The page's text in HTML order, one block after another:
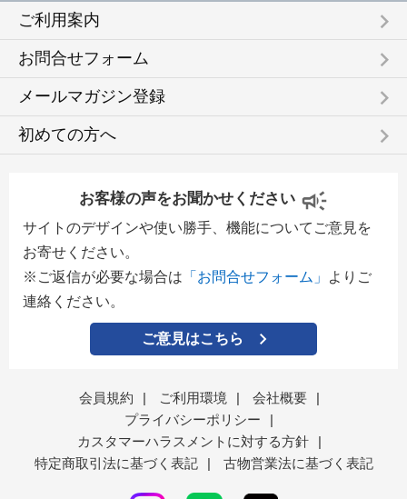
ご利用案内 keyboard_arrow_right
お問合せフォーム keyboard_arrow_right
メールマガジン登録 keyboard_arrow_right
初めての方へ keyboard_arrow_right
お客様の声をお聞かせください
サイトのデザインや使い勝手、機能についてご意見を
お寄せください。
※ご返信が必要な場合は 「お問合せフォーム」
よりご
連絡ください。
ご意見はこちら
会員規約 | ご利用環境 | 会社概要
|
プライバシーポリシー
|
カスタマーハラスメントに対する方針
|
特定商取引法に基づく表記
| 古物営業法に基づく表記